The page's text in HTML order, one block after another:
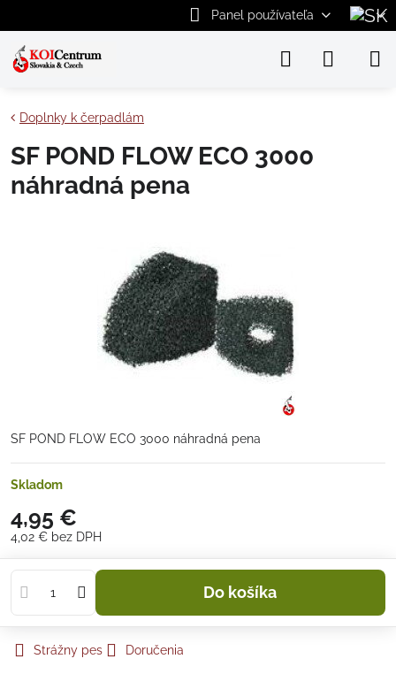
Panel používateľa
Doplnky k čerpadlám
SF POND FLOW ECO 3000
náhradná pena
SF POND FLOW ECO 3000 náhradná pena
Skladom
4,95 €
4,02 € bez DPH
Do košíka
Strážny pes Doručenia